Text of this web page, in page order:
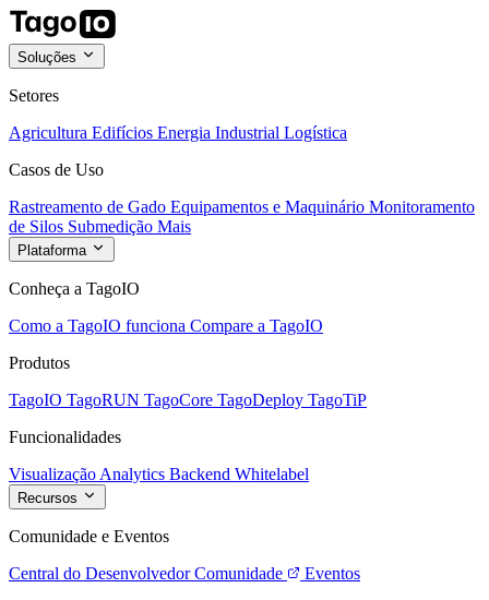
Soluções
Setores
Agricultura Edifícios Energia Industrial Logística
Casos de Uso
Rastreamento de Gado Equipamentos e Maquinário Monitoramento
de Silos Submedição Mais
Plataforma
Conheça a TagoIO
Como a TagoIO funciona Compare a TagoIO
Produtos
TagoIO TagoRUN TagoCore TagoDeploy TagoTiP
Funcionalidades
Visualização Analytics Backend Whitelabel
Recursos
Comunidade e Eventos
Central do Desenvolvedor Comunidade
Eventos